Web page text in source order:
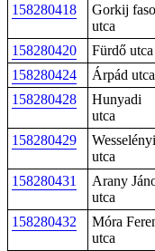
158280418
Gorkij
utca
158280420 Fürdő utca
158280424
Árpád utca
158280428
Hunyadi
utca
158280429
Wesselényi
utca
158280431
Arany
utca
158280432
Móra
utca